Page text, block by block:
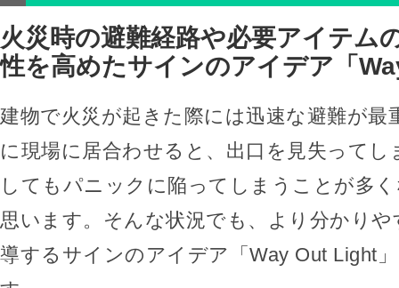
火災時の避難経路や必要アイテム
性を高めたサインのアイデア「
建物で火災が起きた際には迅速な避難が最
に現場に居合わせると、出口を見失って
してもパニックに陥ってしまうことが多
思います。そんな状況でも、より分かり
導するサインのアイデア「Way Out Light